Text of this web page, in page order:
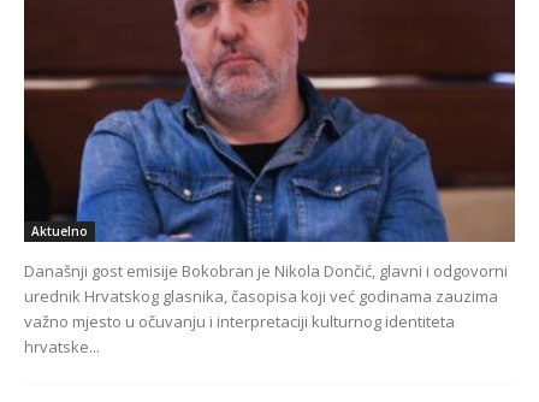
Aktuelno
Današnji gost emisije Bokobran je Nikola Dončić, glavni i odgovorni
urednik Hrvatskog glasnika, časopisa koji već godinama zauzima
važno mjesto u očuvanju i interpretaciji kulturnog identiteta
hrvatske...